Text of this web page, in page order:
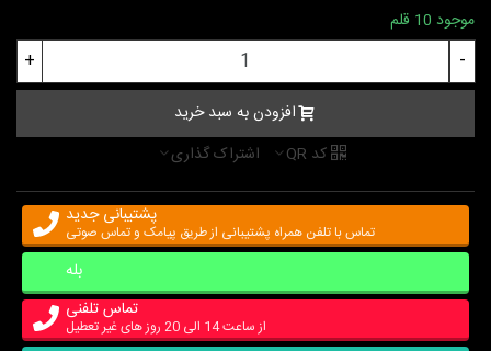
موجود 10 قلم
-
+
افزودن به سبد خرید
کد QR
اشتراک گذاری
پشتیبانی جدید
تماس با تلفن همراه پشتیبانی از طریق پیامک و تماس صوتی
بله
تماس تلفنی
از ساعت 14 الی 20 روز های غیر تعطیل